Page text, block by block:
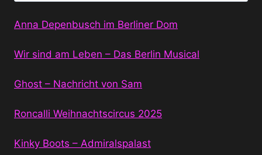
Anna Depenbusch im Berliner Dom
Wir sind am Leben – Das Berlin Musical
Ghost – Nachricht von Sam
Roncalli Weihnachtscircus 2025
Kinky Boots – Admiralspalast